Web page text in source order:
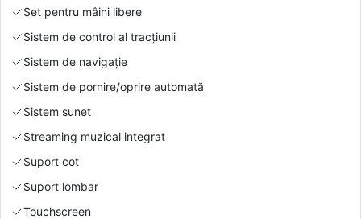
Set pentru mâini libere
Sistem de control al tracțiunii
Sistem de navigație
Sistem de pornire/oprire automată
Sistem sunet
Streaming muzical integrat
Suport cot
Suport lombar
Touchscreen